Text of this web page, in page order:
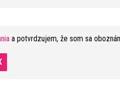
a potvrdzujem, že som sa